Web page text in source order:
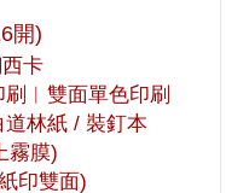
開)
卡
刷︱雙面單色印刷
道林紙 / 裝釘本
霧膜)
印雙面)